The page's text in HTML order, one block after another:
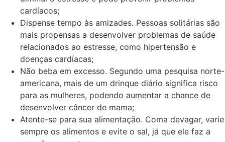
cardíacos;
Dispense tempo às amizades. Pessoas solitárias são
mais propensas a desenvolver problemas de saúde
relacionados ao estresse, como hipertensão e
doenças cardíacas;
Não beba em excesso. Segundo uma pesquisa norte-
americana, mais de um drinque diário significa risco
para as mulheres, podendo aumentar a chance de
desenvolver câncer de mama;
Atente-se para sua alimentação. Coma devagar, varie
sempre os alimentos e evite o sal, já que ele faz a